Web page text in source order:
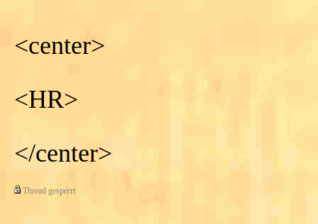
<center>
<HR>
</center>
Thread gesperrt